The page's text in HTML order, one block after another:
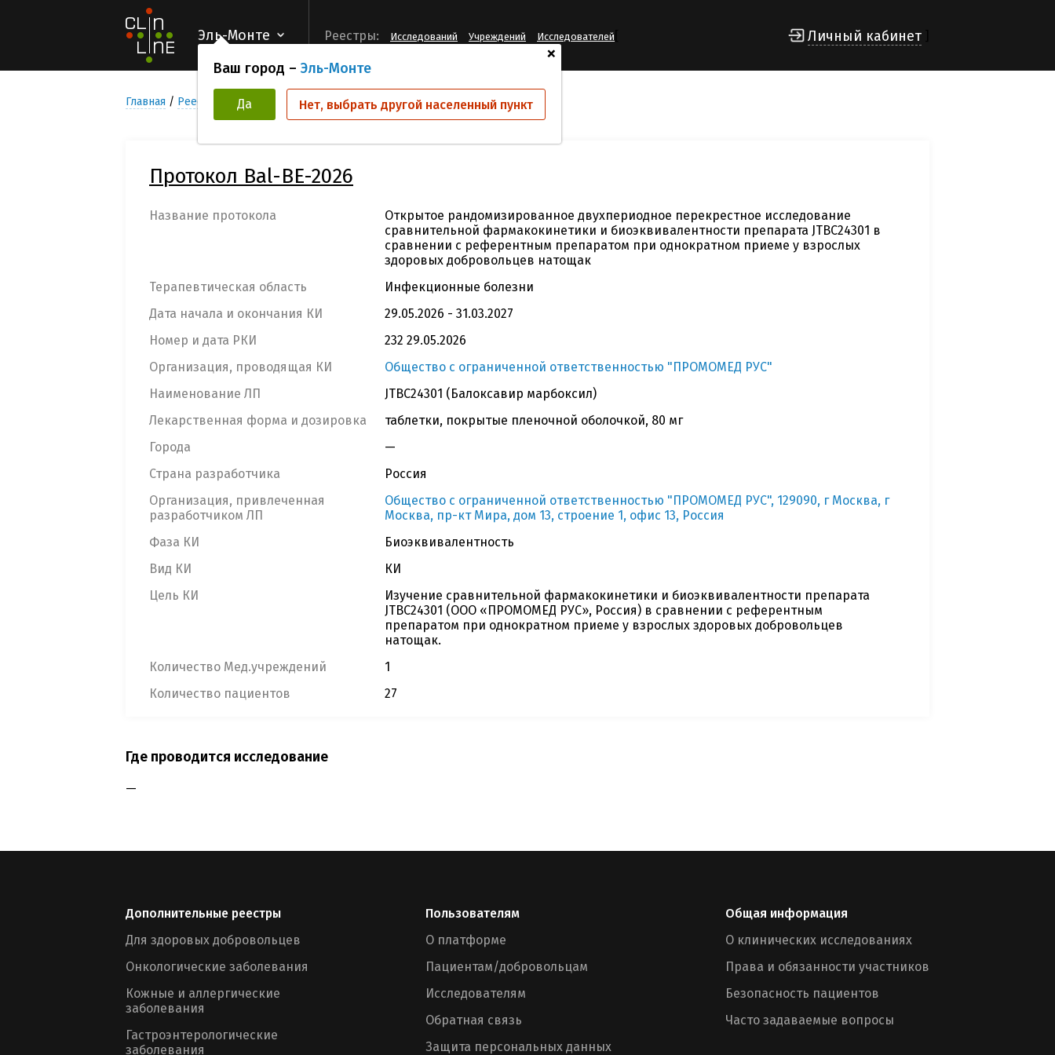
Эль-Монте
+
Ваш город – Эль-Монте
Да Нет, выбрать другой населенный пункт
Реестры: Исследований Учреждений Исследователей Личный кабинет
Главная Реестр Клинических исследований Bal-BE-2026
Протокол Bal-BE-2026
Название протокола
Открытое рандомизированное двухпериодное перекрестное исследование
сравнительной фармакокинетики и биоэквивалентности препарата JTBC24301 в
сравнении с референтным препаратом при однократном приеме у взрослых
здоровых добровольцев натощак
Терапевтическая область
Инфекционные болезни
Дата начала и окончания КИ
29.05.2026 - 31.03.2027
Номер и дата РКИ
232 29.05.2026
Организация, проводящая КИ
Общество с ограниченной ответственностью "ПРОМОМЕД РУС"
Наименование ЛП
JTBC24301 (Балоксавир марбоксил)
Лекарственная форма и дозировка
таблетки, покрытые пленочной оболочкой, 80 мг
Города
—
Страна разработчика
Россия
Организация, привлеченная
разработчиком ЛП
Общество с ограниченной ответственностью "ПРОМОМЕД РУС", 129090, г Москва, г
Москва, пр-кт Мира, дом 13, строение 1, офис 13, Россия
Фаза КИ
Биоэквивалентность
Вид КИ
КИ
Цель КИ
Изучение сравнительной фармакокинетики и биоэквивалентности препарата
JTBC24301 (ООО «ПРОМОМЕД РУС», Россия) в сравнении с референтным
препаратом при однократном приеме у взрослых здоровых добровольцев
натощак.
Количество Мед.учреждений
1
Количество пациентов
27
Где проводится исследование
—
Дополнительные реестры
Для здоровых добровольцев
Онкологические заболевания
Кожные и аллергические
заболевания
Гастроэнтерологические
заболевания
Пользователям
О платформе
Пациентам/добровольцам
Исследователям
Обратная связь
Защита персональных данных
Общая информация
О клинических исследованиях
Права и обязанности участников
Безопасность пациентов
Часто задаваемые вопросы